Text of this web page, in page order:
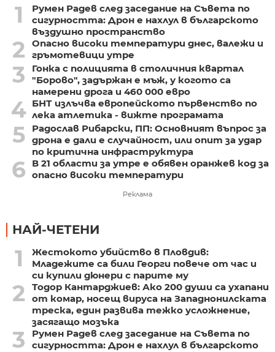
1
Румен Радев след заседание на Съвета по
сигурността: Дрон е нахлул в българското
въздушно пространство
2
Опасно високи температури днес, валежи и
гръмотевици утре
3
Гонка с полицията в столичния квартал
"Борово", задържан е мъж, у когото са
намерени дрога и 460 000 евро
4 БНТ излъчва европейското първенство по
лека атлетика - вижте програмата
5
Радослав Рибарски, ПП: Основният въпрос за
дрона е дали е случайност, или опит за удар
по критична инфраструктура
6
В 21 области за утре е обявен оранжев код за
опасно високи температури
Реклама
НАЙ-ЧЕТЕНИ
1
Жестокото убийство в Пловдив:
Младежите са били Георги повече от час и
си купили дюнери с парите му
2
Тодор Кантарджиев: Ако 200 души са ухапани
от комар, носещ вируса на Западнонилската
треска, един развива тежко усложнение,
засягащо мозъка
3
Румен Радев след заседание на Съвета по
сигурността: Дрон е нахлул в българското